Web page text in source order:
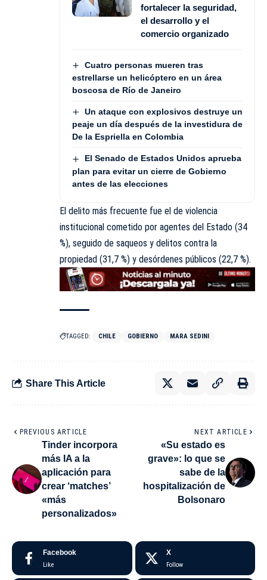
fortalecer la seguridad,
el desarrollo y el
comercio organizado
Cuatro personas mueren tras
estrellarse un helicóptero en un área
boscosa de Río de Janeiro
Un ataque con explosivos destruye un
peaje un día después de la investidura de
De la Espriella en Colombia
El Senado de Estados Unidos aprueba
plan para evitar un cierre de Gobierno
antes de las elecciones
El delito más frecuente fue el de violencia
institucional cometido por agentes del Estado (34
%), seguido de saqueos y delitos contra la
propiedad (31,7 %) y desórdenes públicos (22,7 %).
TAGGED: CHILE GOBIERNO MARA SEDINI
Share This Article
PREVIOUS ARTICLE
Tinder incorpora
más IA a la
aplicación para
crear ‘matches’
«más
personalizados»
NEXT ARTICLE
«Su estado es
grave»: lo que se
sabe de la
hospitalización de
Bolsonaro
Facebook
Like
X
Follow